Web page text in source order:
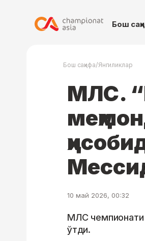
Бош
Бош саҳифа/Янгиликлар
МЛС.
10 май 2026, 00:32
МЛС чемпионати
ўтди.